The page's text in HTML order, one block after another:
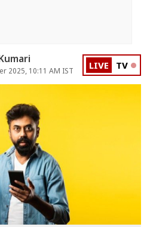
2025, 10:11 AM IST LIVE TV